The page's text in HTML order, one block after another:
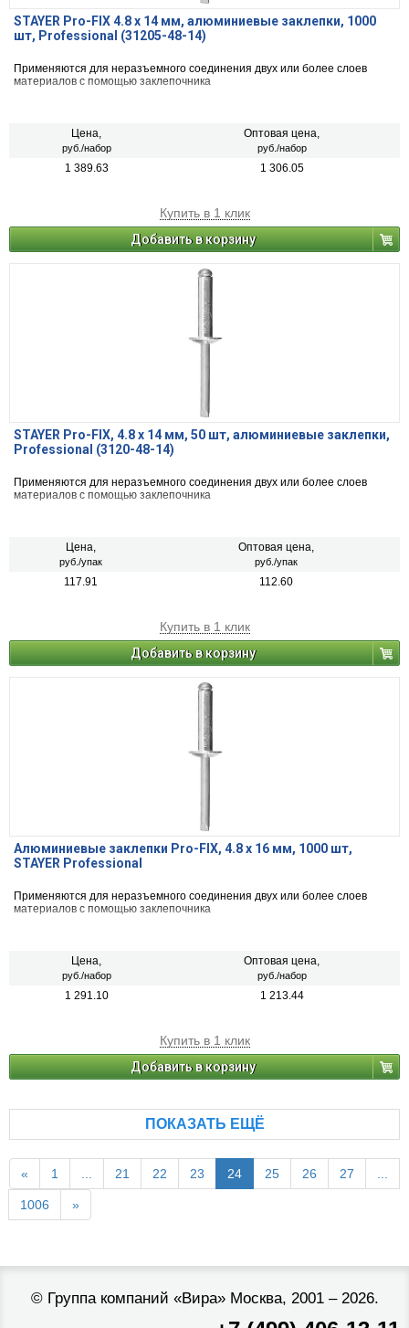
STAYER Pro-FIX 4.8 х 14 мм, алюминиевые заклепки, 1000
шт, Professional (31205-48-14)
Применяются для неразъемного соединения двух или более слоев
материалов с помощью заклепочника
Цена,
руб./набор
Оптовая цена,
руб./набор
1 389.63 1 306.05
Купить в 1 клик
Добавить в корзину
STAYER Pro-FIX, 4.8 х 14 мм, 50 шт, алюминиевые заклепки,
Professional (3120-48-14)
Применяются для неразъемного соединения двух или более слоев
материалов с помощью заклепочника
Цена,
руб./упак
Оптовая цена,
руб./упак
117.91 112.60
Купить в 1 клик
Добавить в корзину
Алюминиевые заклепки Pro-FIX, 4.8 х 16 мм, 1000 шт,
STAYER Professional
Применяются для неразъемного соединения двух или более слоев
материалов с помощью заклепочника
Цена,
руб./набор
Оптовая цена,
руб./набор
1 291.10 1 213.44
Купить в 1 клик
Добавить в корзину
ПОКАЗАТЬ ЕЩЁ
« 1 ... 21 22 23 24 25 26 27 ...
1006 »
© Группа компаний «Вира»Москва, 2001 – 2026.